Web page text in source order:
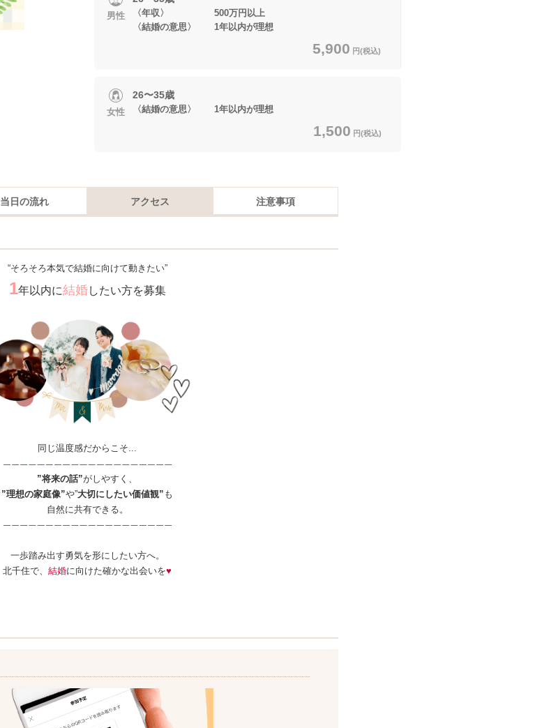
男性
〈年収〉 500万円以上
〈結婚の意思〉 1年以内が理想
5,900 円(税込)
女性
26〜35歳
〈結婚の意思〉 1年以内が理想
1,500 円(税込)
当日の流れ アクセス 注意事項
“そろそろ本気で結婚に向けて動きたい”
1年以内に結婚したい方を募集
同じ温度感だからこそ...
”将来の話”がしやすく、
”理想の家庭像”や”大切にしたい価値観” も
自然に共有できる。
一歩踏み出す勇気を形にしたい方へ。
北千住で、 結婚に向けた確かな出会いを♥